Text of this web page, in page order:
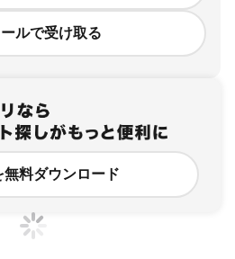
ールで受け取る
無料ダウンロード